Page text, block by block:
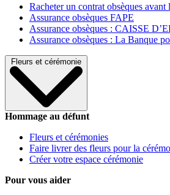
Racheter un contrat obsèques avant
Assurance obsèques FAPE
Assurance obsèques : CAISSE
Assurance obsèques : La Banque
Fleurs et cérémonie
Hommage au défunt
Fleurs et cérémonies
Faire livrer des fleurs pour la
Créer votre espace cérémonie
Pour vous aider